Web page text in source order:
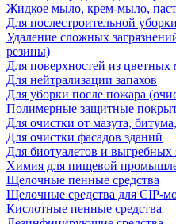
Жидкое мыло, крем-мыло,
Для послестроительной уборки
Удаление сложных
резины)
Для поверхностей из цветных
Для нейтрализации запахов
Для уборки после пожара
Полимерные защитные
Для очистки от мазута,
Для очистки фасадов зданий
Для биотуалетов и выгребных
Химия для пищевой
Щелочные пенные средства
Щелочные средства для CIP-
Кислотные пенные средства